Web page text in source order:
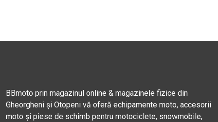
BBmoto prin magazinul online & magazinele fizice din
Gheorgheni și Otopeni vă oferă echipamente moto, accesorii
moto și piese de schimb pentru motociclete, snowmobile,